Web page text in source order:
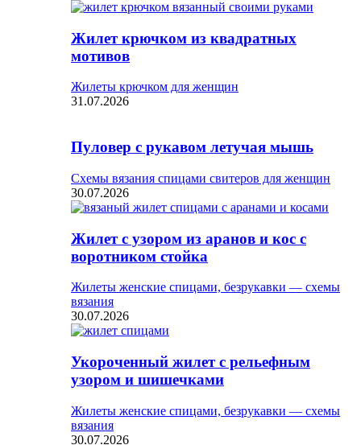
Жилет крючком из квадратных
мотивов
Жилеты крючком для женщин
31.07.2026
Пуловер с рукавом летучая мышь
Схемы вязания спицами свитеров для женщин
30.07.2026
Жилет с узором из аранов и кос с
воротником стойка
Жилеты женские спицами, безрукавки — схемы
вязания
30.07.2026
Укороченный жилет с рельефным
узором и шишечками
Жилеты женские спицами, безрукавки — схемы
вязания
30.07.2026